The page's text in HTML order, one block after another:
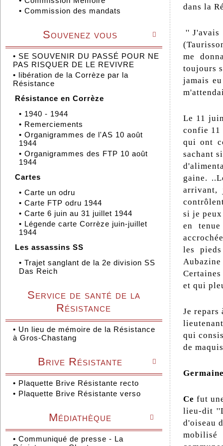
• Commission des mandats

Souvenez vous
• SE SOUVENIR DU PASSÉ POUR NE
PAS RISQUER DE LE REVIVRE
• libération de la Corrèze par la
Résistance
Résistance en Corrèze
• 1940 - 1944
• Remerciements
• Organigrammes de l'AS 10 août
1944
• Organigrammes des FTP 10 août
1944
Cartes
• Carte un odru
• Carte FTP odru 1944
• Carte 6 juin au 31 juillet 1944
• Légende carte Corrèze juin-juillet
1944
Les assassins SS
• Trajet sanglant de la 2e division SS
Das Reich
Service de santé de la
Résistance
• Un lieu de mémoire de la Résistance
à Gros-Chastang

Brive Résistante
• Plaquette Brive Résistante recto
• Plaquette Brive Résistante verso

Médiathèque
• Communiqué de presse - La
dans la
'' J'avais
me
toujours
jamais
Le 11
confie 11
qui ont
sachant
gaine.
arrivant,
si je
en
les
et qui
Je repars
qui
de
Ce fut
lieu-dit
d'oiseau
mobilisé